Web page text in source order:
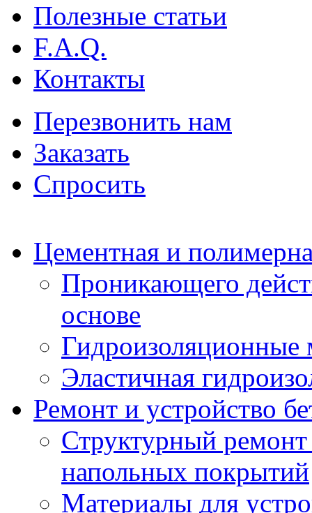
Полезные статьи
F.A.Q.
Контакты
Перезвонить нам
Заказать
Спросить
Цементная и
Проникающего
основе
Гидроизоляционные
Эластичная
Ремонт и устройство
Структурный
напольных покрытий
Материалы для